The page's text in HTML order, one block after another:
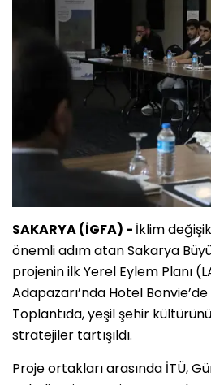
SAKARYA (İGFA) - İklim
önemli adım atan Sakarya
projenin ilk Yerel Eylem Planı
Adapazarı’nda Hotel
Toplantıda, yeşil şehir
stratejiler tartışıldı.
Proje ortakları arasında İTÜ,